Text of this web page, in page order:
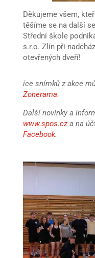
Děkujeme všem,
těšíme se na další
Střední škole
s.r.o. Zlín při
otevřených dveří!
íce snímků z akce
Zonerama.
Další novinky a
www.spos.cza na
Facebook.